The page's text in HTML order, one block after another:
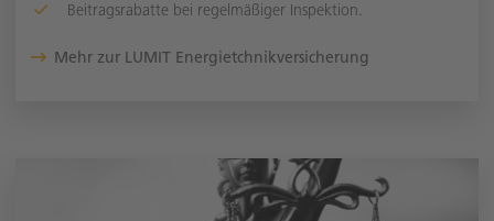
Beitragsrabatte bei regelmäßiger Inspektion.
Mehr zur LUMIT Energietchnikversicherung